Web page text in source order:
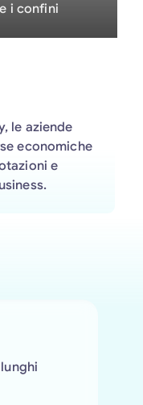
i confini
le aziende
economiche
e